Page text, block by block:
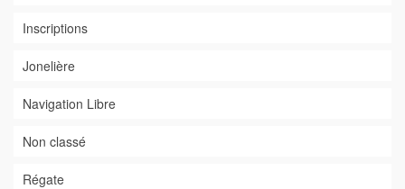
Inscriptions
Jonelière
Navigation Libre
Non classé
Régate